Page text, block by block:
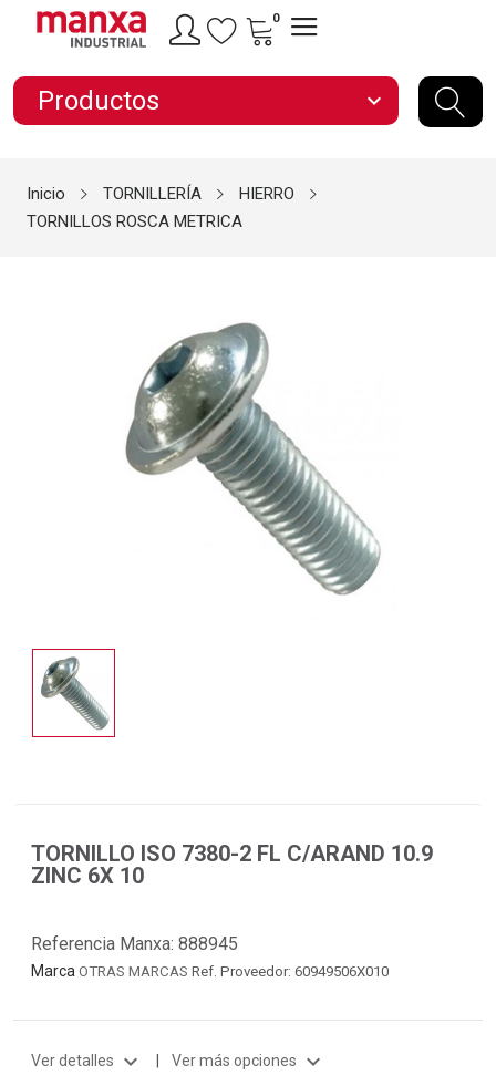
0
Productos expand_more
Inicio TORNILLERÍA
HIERRO
TORNILLOS ROSCA METRICA
TORNILLO ISO 7380-2 FL C/ARAND 10.9
ZINC 6X 10
Referencia Manxa: 888945
Marca OTRAS MARCAS Ref. Proveedor: 60949506X010
Ver detalles expand_more | Ver más opciones expand_more